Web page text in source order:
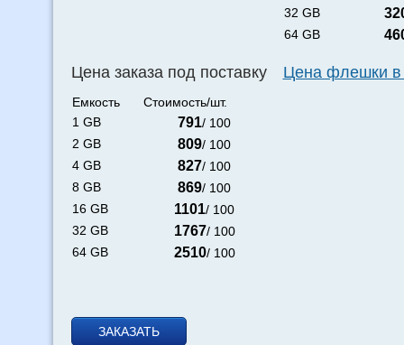
Цена заказа под поставку
Емкость
Стоимость/шт.
1 GB
791/ 100
2 GB
809/ 100
4 GB
827/ 100
8 GB
869/ 100
16 GB
1101/ 100
32 GB
1767/ 100
64 GB
2510/ 100
32 GB
64 GB
Цена флешки в
ЗАКАЗАТЬ